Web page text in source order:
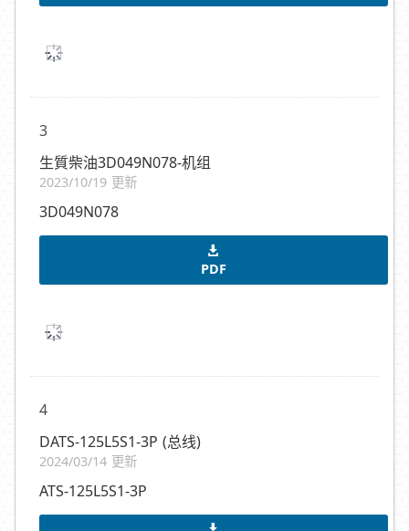
3
生質柴油3D049N078-机组
2023/10/19 更新
3D049N078
PDF
4
DATS-125L5S1-3P (总线)
2024/03/14 更新
ATS-125L5S1-3P